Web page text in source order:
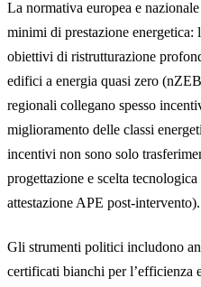
La normativa europea e
minimi di prestazione
obiettivi di ristrutturazione
edifici a energia quasi zero
regionali collegano spesso
miglioramento delle classi
incentivi non sono solo
progettazione e scelta
attestazione APE post-intervento).
Gli strumenti politici includono
certificati bianchi per l’efficienza